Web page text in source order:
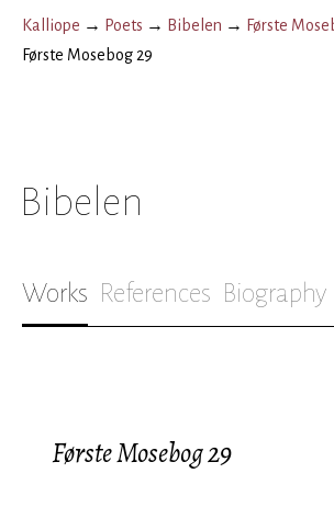
Kalliope → Poets → Bibelen → Første
Første Mosebog 29
Bibelen
Works References Biography
Første Mosebog 29